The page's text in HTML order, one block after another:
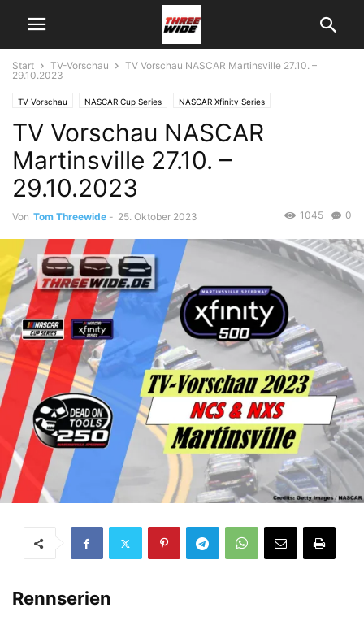
Start TV-Vorschau
TV Vorschau NASCAR Martinsville 27.10. –
29.10.2023
TV-Vorschau NASCAR Cup Series NASCAR Xfinity Series
TV Vorschau NASCAR
Martinsville 27.10. –
29.10.2023
Von Tom Threewide - 25. Oktober 2023 0
1045
Rennserien